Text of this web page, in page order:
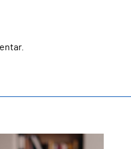
do Projeto
garante apoio